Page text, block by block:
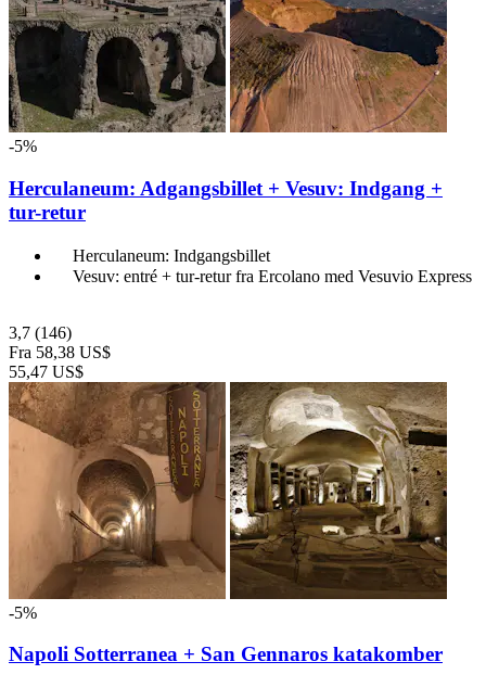
-5%
Herculaneum: Adgangsbillet + Vesuv: Indgang +
tur-retur
Herculaneum: Indgangsbillet
Vesuv: entré + tur-retur fra Ercolano med Vesuvio Express
3,7 (146)
Fra 58,38 US$
55,47 US$
-5%
Napoli Sotterranea + San Gennaros katakomber